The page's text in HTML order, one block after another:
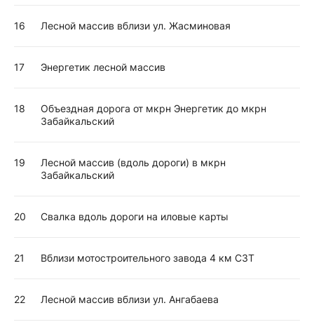
16 Лесной массив вблизи ул. Жасминовая
17 Энергетик лесной массив
18
Объездная дорога от мкрн Энергетик до мкрн
Забайкальский
19
Лесной массив (вдоль дороги) в мкрн
Забайкальский
20 Свалка вдоль дороги на иловые карты
21 Вблизи мотостроительного завода 4 км СЗТ
22 Лесной массив вблизи ул. Ангабаева